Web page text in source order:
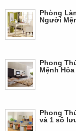
Phòng
Người
Phong
Mệnh Hỏa
Phong
và 1 số